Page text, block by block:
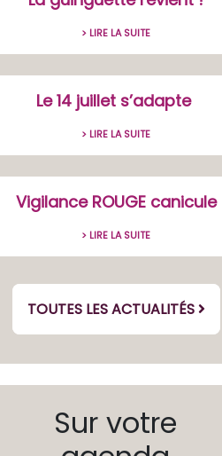
> LIRE LA SUITE
Le 14 juillet s’adapte
> LIRE LA SUITE
Vigilance ROUGE canicule
> LIRE LA SUITE
TOUTES LES ACTUALITÉS
Sur votre